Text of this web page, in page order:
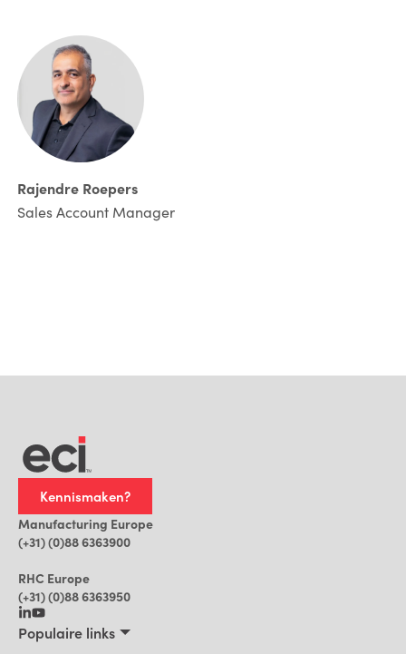
Rajendre Roepers
Sales Account Manager
Kennismaken?
Manufacturing Europe
(+31) (0)88 6363900
RHC Europe
(+31) (0)88 6363950
Populaire links